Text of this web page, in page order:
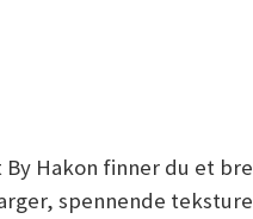
Hakon finner du et
spennende